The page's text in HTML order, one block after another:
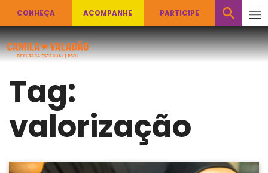
CONHEÇA ACOMPANHE PARTICIPE
Tag:
valorização